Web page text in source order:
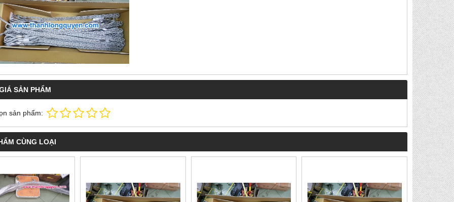
SẢN PHẨM
sản phẩm:
CÙNG LOẠI